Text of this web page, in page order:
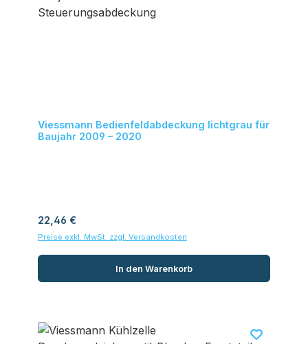
Viessmann Bedienfeldabdeckung lichtgrau für
Baujahr 2009 – 2020
Regulärer Preis:
22,46 €
Preise exkl. MwSt. zzgl. Versandkosten
In den Warenkorb